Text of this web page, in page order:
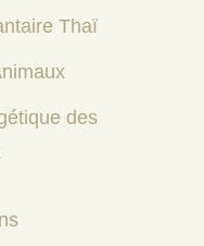
Thaï
des